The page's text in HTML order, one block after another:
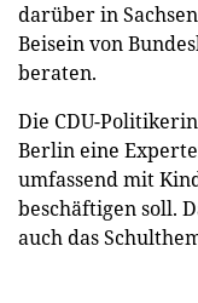
darüber in
Beisein von
beraten.
Die CDU-
Berlin eine
umfassend mit
beschäftigen soll.
auch das